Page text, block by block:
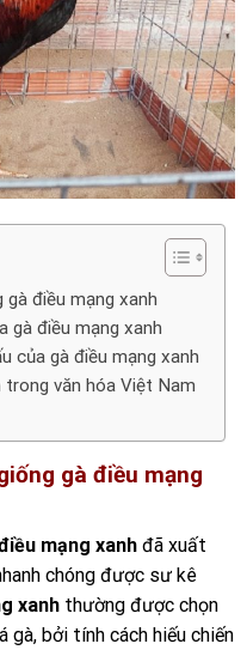
điều mạng xanh
gà điều mạng xanh
của gà điều mạng xanh
trong văn hóa Việt Nam
gà điều mạng
mạng xanh đã xuất
chóng được sư kê
xanh thường được chọn
gà, bởi tính cách hiếu chiến